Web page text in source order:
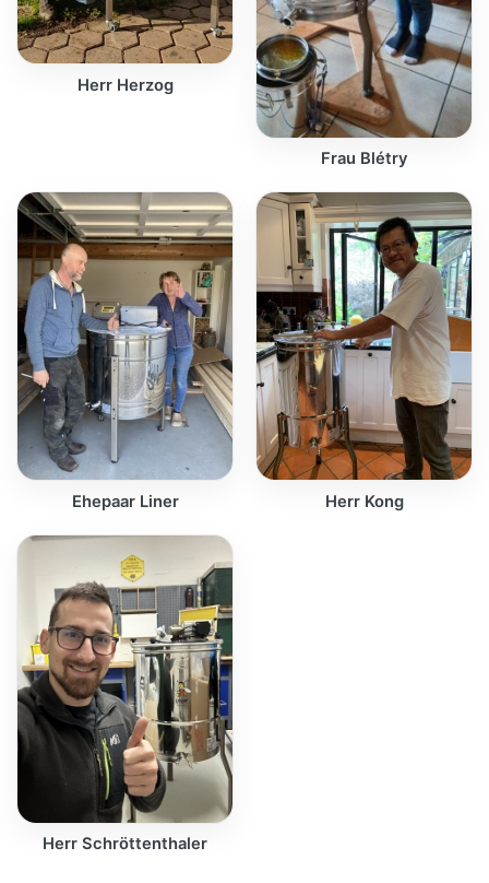
Herr Herzog
Frau Blétry
Ehepaar Liner Herr Kong
Herr Schröttenthaler